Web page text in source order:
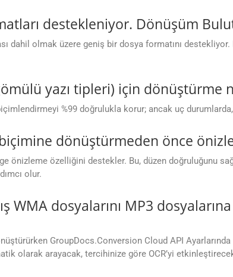
destekleniyor. Dönüşüm
dahil olmak üzere geniş bir dosya formatını
yazı tipleri) için dönüştürme
%99 doğrulukla korur; ancak uç
biçimine dönüştürmeden önce
önizleme özelliğini destekler. Bu, düzen doğruluğunu
olur.
WMA dosyalarını MP3
GroupDocs.Conversion Cloud API
olarak arayacak, tercihinize göre OCR’yi